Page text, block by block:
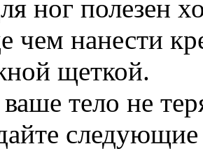
ног полезен
чем нанести
щеткой.
тело не
следующие